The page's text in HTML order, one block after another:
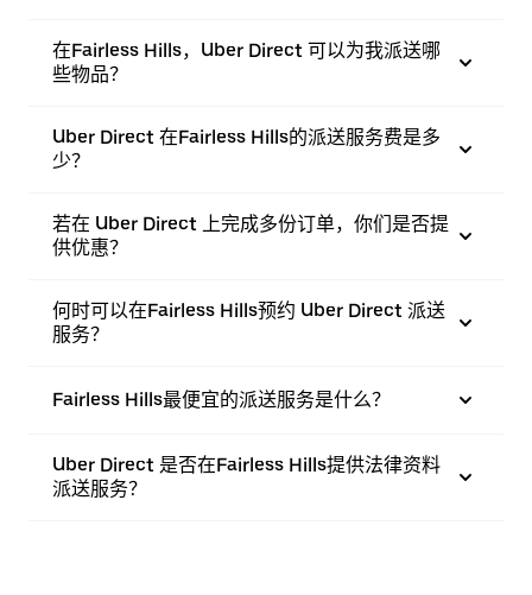
在Fairless Hills，Uber Direct 可以为我派送哪
些物品？
Uber Direct 在Fairless Hills的派送服务费是多
少？
若在 Uber Direct 上完成多份订单，你们是否提
供优惠？
何时可以在Fairless Hills预约 Uber Direct 派送
服务？
Fairless Hills最便宜的派送服务是什么？
Uber Direct 是否在Fairless Hills提供法律资料
派送服务？